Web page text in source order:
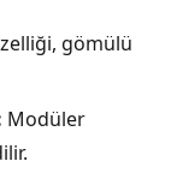
gömülü
Modüler